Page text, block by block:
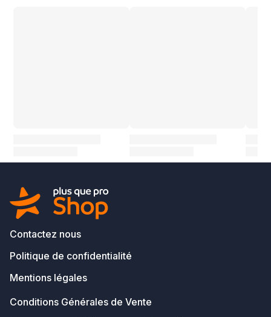
Contactez nous
Politique de confidentialité
Mentions légales
Conditions Générales de Vente